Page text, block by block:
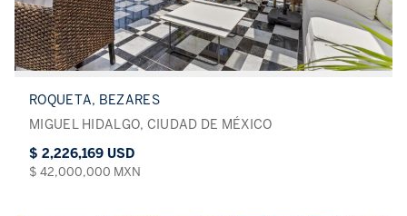
ROQUETA, BEZARES
MIGUEL HIDALGO, CIUDAD DE MÉXICO
$ 2,226,169 USD
$ 42,000,000 MXN